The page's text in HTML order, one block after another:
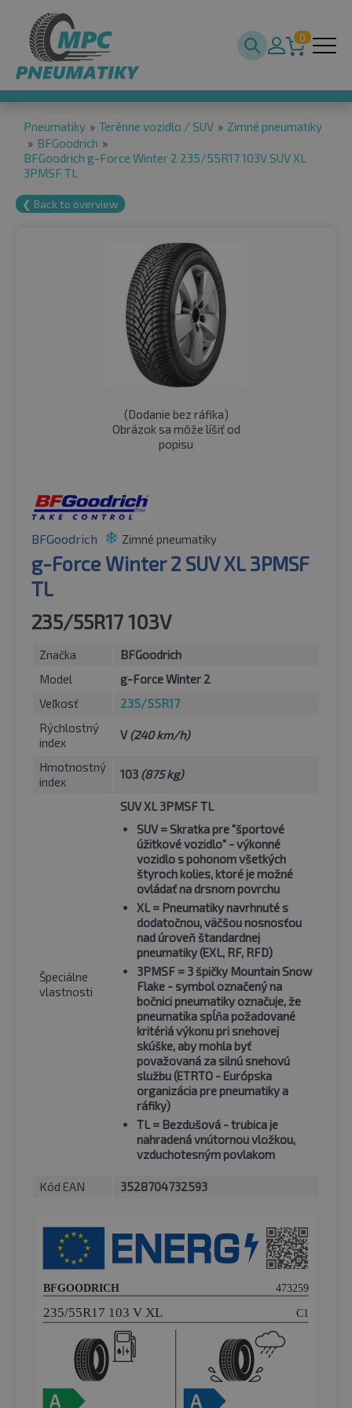
0
Pneumatiky » Terénne vozidlo / SUV » Zimné pneumatiky
» BFGoodrich »
BFGoodrich g-Force Winter 2 235/55R17 103V SUV XL
3PMSF TL
❮ Back to overview
(Dodanie bez ráfika)
Obrázok sa môže líšiť od
popisu
BFGoodrich Zimné pneumatiky
g-Force Winter 2 SUV XL 3PMSF
TL
235/55R17 103V
Značka
BFGoodrich
Model
g-Force Winter 2
Veľkosť
235/55R17
Rýchlostný
index
V(240 km/h)
Hmotnostný
index
103 (875 kg)
Špeciálne
vlastnosti
SUV XL 3PMSF TL
SUV= Skratka pre "športové
úžitkové vozidlo" - výkonné
vozidlo s pohonom všetkých
štyroch kolies, ktoré je možné
ovládať na drsnom povrchu
XL= Pneumatiky navrhnuté s
dodatočnou, väčšou nosnosťou
nad úroveň štandardnej
pneumatiky (EXL, RF, RFD)
3PMSF = 3 špičky Mountain Snow
Flake - symbol označený na
bočnici pneumatiky označuje, že
pneumatika spĺňa požadované
kritériá výkonu pri snehovej
skúške, aby mohla byť
považovaná za silnú snehovú
službu (ETRTO - Európska
organizácia pre pneumatiky a
ráfiky)
TL= Bezdušová - trubica je
nahradená vnútornou vložkou,
vzduchotesným povlakom
Kód EAN 3528704732593